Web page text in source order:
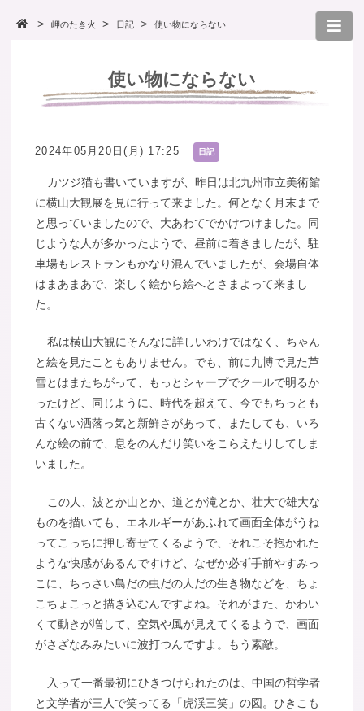
岬のたき火 日記 使い物にならない
使い物にならない
2024年05月20日(月) 17:25 日記
カツジ猫も書いていますが、昨日は北九州市立美術館
に横山大観展を見に行って来ました。何となく月末まで
と思っていましたので、大あわてでかけつけました。同
じような人が多かったようで、昼前に着きましたが、駐
車場もレストランもかなり混んでいましたが、会場自体
はまあまあで、楽しく絵から絵へとさまよって来まし
た。
私は横山大観にそんなに詳しいわけではなく、ちゃん
と絵を見たこともありません。でも、前に九博で見た芦
雪とはまたちがって、もっとシャープでクールで明るか
ったけど、同じように、時代を超えて、今でもちっとも
古くない洒落っ気と新鮮さがあって、またしても、いろ
んな絵の前で、息をのんだり笑いをこらえたりしてしま
いました。
この人、波とか山とか、道とか滝とか、壮大で雄大な
ものを描いても、エネルギーがあふれて画面全体がうね
ってこっちに押し寄せてくるようで、それこそ抱かれた
ような快感があるんですけど、なぜか必ず手前やすみっ
こに、ちっさい鳥だの虫だの人だの生き物などを、ちょ
こちょこっと描き込むんですよね。それがまた、かわい
くて動きが増して、空気や風が見えてくるようで、画面
がさざなみみたいに波打つんですよ。もう素敵。
入って一番最初にひきつけられたのは、中国の哲学者
と文学者が三人で笑ってる「虎渓三笑」の図。ひきこも